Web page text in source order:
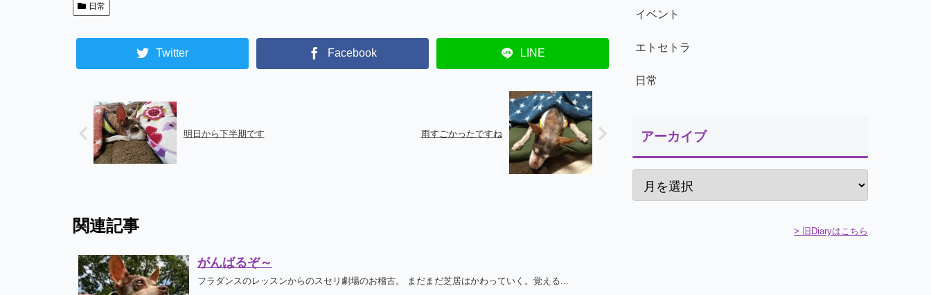
日常
Twitter Facebook LINE
明日から下半期です 雨すごかったですね
関連記事
がんばるぞ～
フラダンスのレッスンからのスセリ劇場のお稽古。 まだまだ芝居はかわっていく。覚える...
イベント
エトセトラ
日常
アーカイブ
> 旧Diaryはこちら